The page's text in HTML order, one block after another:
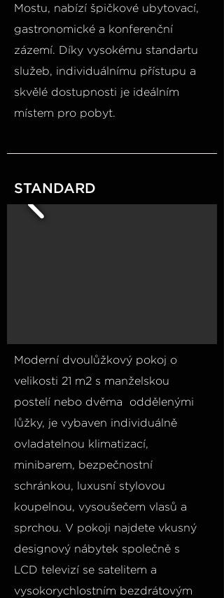
Mostu, nabízí špičkové ubytovací,
gastronomické a konferenční
zázemí. Díky vysokému standartu
služeb, individuálnímu přístupu a
skvělé dostupnosti je ideálním
místem pro pobyt.
STANDARD
Moderní dvoulůžkový pokoj o
velikosti 21 m2 s manželskou
postelí nebo dvěma oddělenými
lůžky, je vybaven individuálně
ovladatelnou klimatizací,
minibarem, bezpečnostní
schránkou, luxusní stylovou
koupelnou, vysoušečem vlasů a
sprchou. V pokoji najdete vkusný
designový nábytek společně s
LCD televizí se satelitem a
vysokorychlostním bezdrátovým